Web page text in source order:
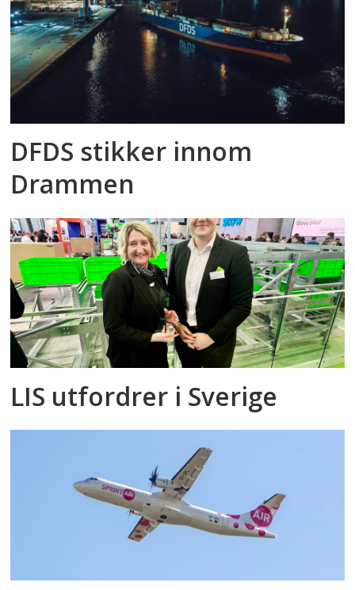
DFDS stikker innom
Drammen
LIS utfordrer i Sverige